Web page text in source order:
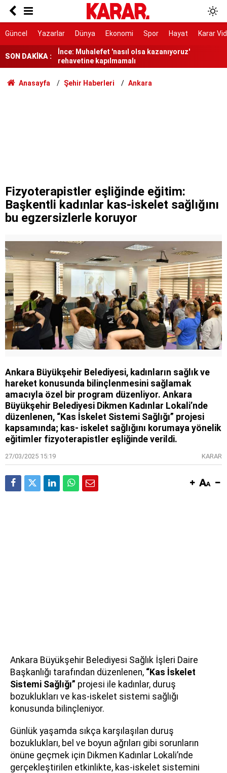
Güncel Yazarlar Dünya Ekonomi Spor Hayat Karar
SON DAKİKA :
Dedetaş: Teşekkürler Üsküdar, tebrikler Sibel
Başkanım
rehavetine kapılmamalı
Kendisinin çayını dahi içmedim
Ayrımcılığı hak etmedik
edildi
Anasayfa Şehir Haberleri Ankara
Fizyoterapistler eşliğinde eğitim:
Başkentli kadınlar kas-iskelet sağlığını
bu egzersizlerle koruyor
Ankara Büyükşehir Belediyesi, kadınların sağlık ve
hareket konusunda bilinçlenmesini sağlamak
amacıyla özel bir program düzenliyor. Ankara
Büyükşehir Belediyesi Dikmen Kadınlar Lokali’nde
düzenlenen, “Kas İskelet Sistemi Sağlığı” projesi
kapsamında; kas- iskelet sağlığını korumaya yönelik
eğitimler fizyoterapistler eşliğinde verildi.
27/03/2025 15:19 KARAR
Ankara Büyükşehir Belediyesi Sağlık İşleri Daire
Başkanlığı tarafından düzenlenen, “Kas İskelet
Sistemi Sağlığı” projesi ile kadınlar, duruş
bozuklukları ve kas-iskelet sistemi sağlığı
konusunda bilinçleniyor.
Günlük yaşamda sıkça karşılaşılan duruş
bozuklukları, bel ve boyun ağrıları gibi sorunların
önüne geçmek için Dikmen Kadınlar Lokali’nde
gerçekleştirilen etkinlikte, kas-iskelet sistemini